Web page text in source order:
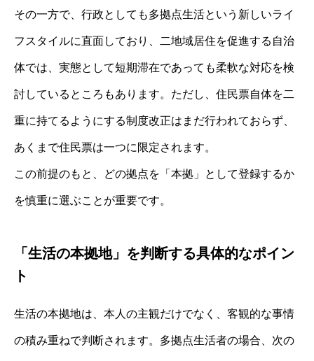
その一方で、行政としても多拠点生活という新しいライ
フスタイルに直面しており、二地域居住を促進する自治
体では、実態として短期滞在であっても柔軟な対応を検
討しているところもあります。ただし、住民票自体を二
重に持てるようにする制度改正はまだ行われておらず、
あくまで住民票は一つに限定されます。
この前提のもと、どの拠点を「本拠」として登録するか
を慎重に選ぶことが重要です。
「生活の本拠地」を判断する具体的なポイン
ト
生活の本拠地は、本人の主観だけでなく、客観的な事情
の積み重ねで判断されます。多拠点生活者の場合、次の